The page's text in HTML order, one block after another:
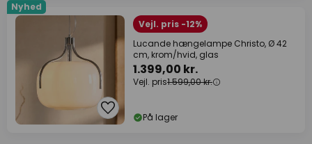
Nyhed
Vejl. pris -12%
Lucande hængelampe Christo, Ø 42
cm, krom/hvid, glas
1.399,00 kr.
Vejl. pris1.599,00 kr.
På lager